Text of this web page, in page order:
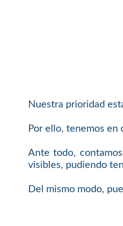
Nuestra prioridad
Por ello, tenemos
Ante todo,
visibles, pudiendo
Del mismo modo,